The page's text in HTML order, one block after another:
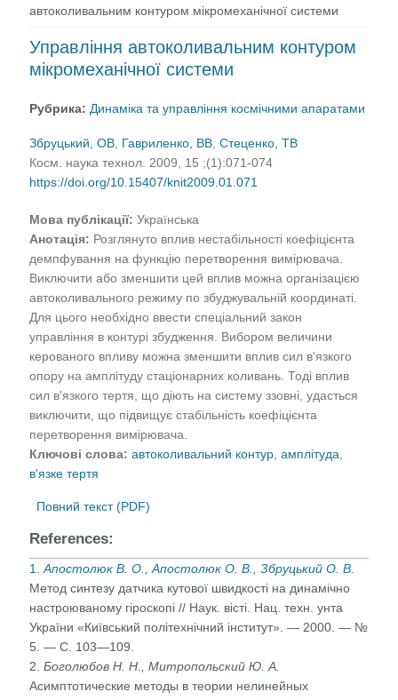
автоколивальним контуром мікромеханічної системи
Управління автоколивальним контуром
мікромеханічної системи
Рубрика: Динаміка та управління космічними апаратами
Збруцький, ОВ Гавриленко, ВВ ,Стеценко, ТВ
Косм. наука технол. 2009, 15 ;(1):071-074
https://doi.org/10.15407/knit2009.01.071
Мова публікації: Українська
Анотація: Розглянуто вплив нестабільності коефіцієнта
демпфування на функцію перетворення вимірювача.
Виключити або зменшити цей вплив можна організацією
автоколивального режиму по збуджувальній координаті.
Для цього необхідно ввести спеціальний закон
управління в контурі збудження. Вибором величини
керованого впливу можна зменшити вплив сил в'язкого
опору на амплітуду стаціонарних коливань. Тоді вплив
сил в'язкого тертя, що діють на систему ззовні, удасться
виключити, що підвищує стабільність коефіцієнта
перетворення вимірювача.
Ключові слова: автоколивальний контур ,амплітуда
в'язке тертя
Повний текст (PDF)
References:
1.Апостолюк В. О., Апостолюк О. В., Збруцький О. В.
Ме­тод синтезу датчика кутової швидкості на динамічно
настроюваному гіроскопі // Наук. вісті. Нац. техн. ун­та
України «Київський політехнічний інститут». — 2000. — №
5. — C. 103—109.
2.Боголюбов Н. Н., Митропольский Ю. А.
Асимптотичес­кие методы в теории нелинейных